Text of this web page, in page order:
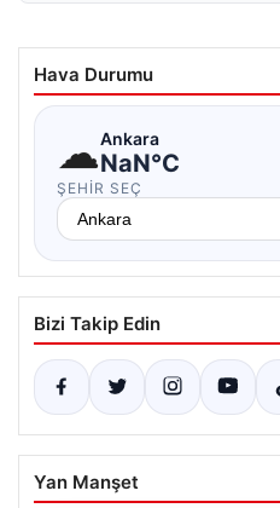
Hava Durumu
☁Ankara
NaN°C
ŞEHIR SEÇ
Bizi Takip Edin
Yan Manşet